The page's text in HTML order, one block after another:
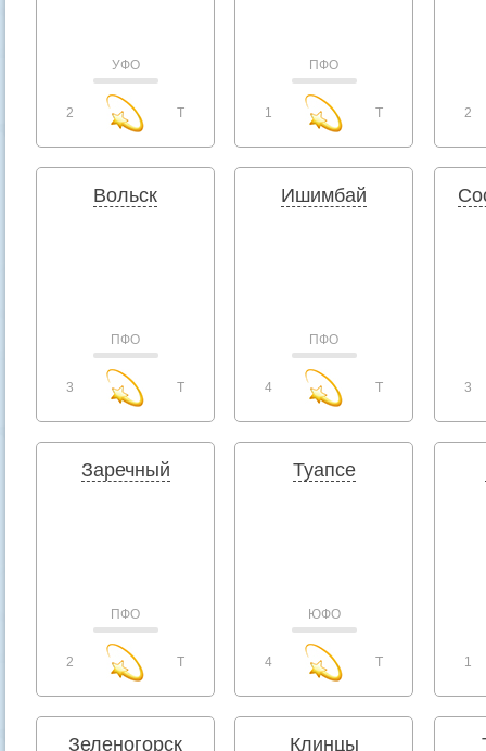
УФО
2 T
ПФО
1 T 2
Вольск
ПФО
3 T
Ишимбай
ПФО
4 T 3
Заречный
ПФО
2 T
Туапсе
ЮФО
4 T 1
Зеленогорск Клинцы